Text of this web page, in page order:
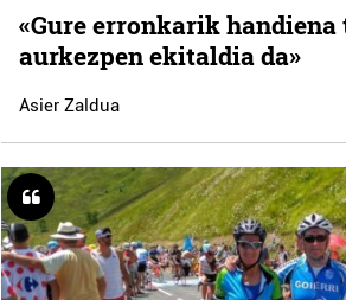
«Gure erronkarik handiena
aurkezpen ekitaldia da»
Asier Zaldua